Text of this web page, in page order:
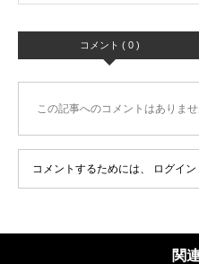
コメント ( 0 )
この記事へのコメントはありませ
コメントするためには、 ログイン
関